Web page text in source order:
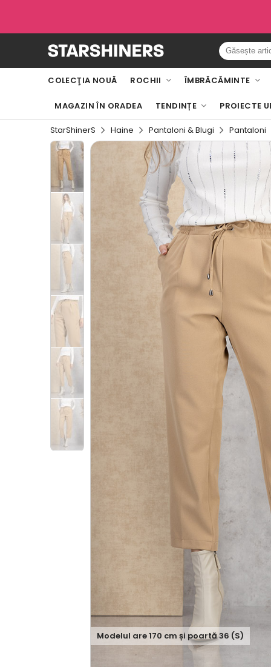
COLECŢIA NOUĂ ROCHII ÎMBRĂCĂMINTE
MAGAZIN ÎN ORADEA TENDINȚE PROIECTE
StarShinerS Haine Pantaloni & Blugi Pantaloni
Modelul are170 cm și poartă36 (S)